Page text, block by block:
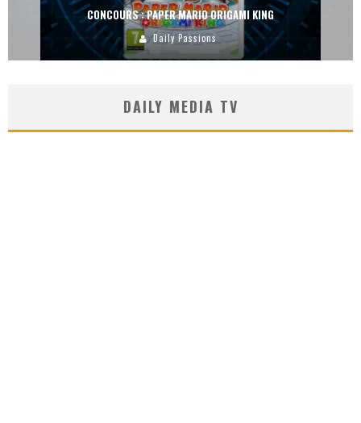
CONCOURS : PAPER MARIO ORIGAMI KING
Daily Passions
DAILY MEDIA TV